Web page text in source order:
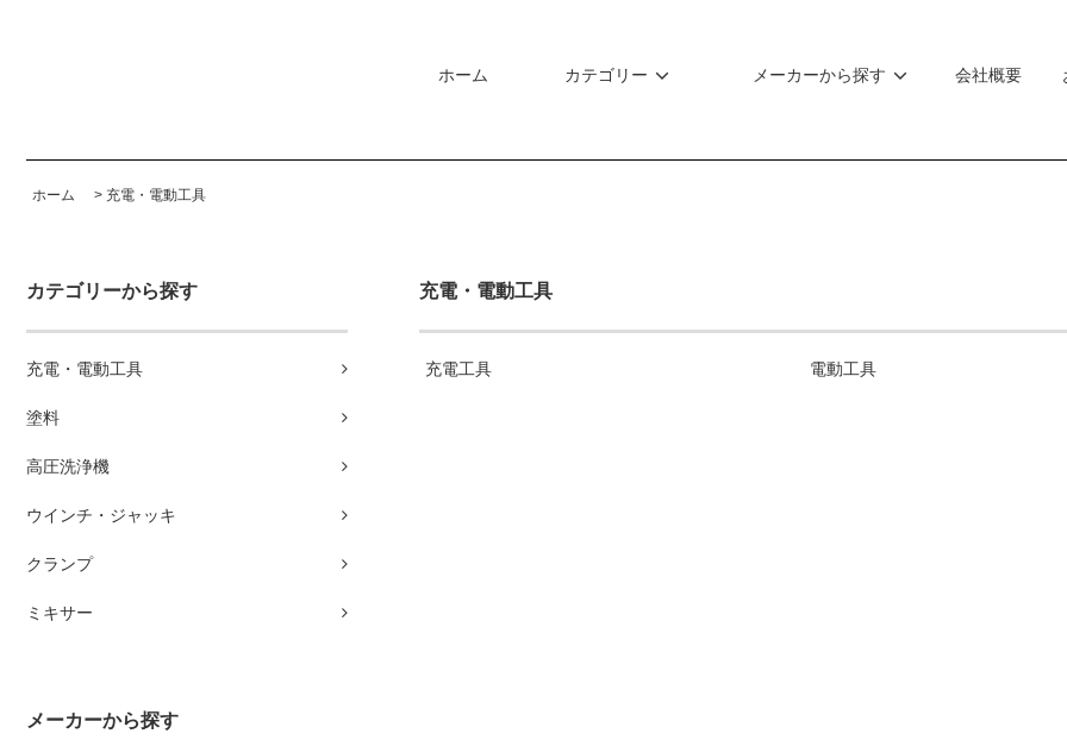
ホーム カテゴリー メーカーから探す 会社概要
ホーム > 充電・電動工具
カテゴリーから探す
充電・電動工具
塗料
高圧洗浄機
ウインチ・ジャッキ
クランプ
ミキサー
メーカーから探す
充電・電動工具
充電工具 電動工具